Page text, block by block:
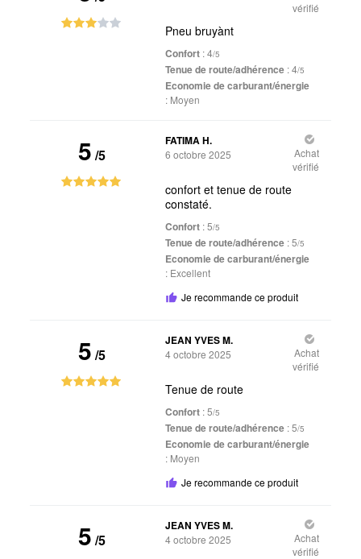
vérifié
Pneu bruyànt
Confort : 4/5
Tenue de route/adhérence : 4/5
Economie de carburant/énergie
: Moyen
5 /5
FATIMA H.
6 octobre 2025
Achat
vérifié
confort et tenue de route
constaté.
Confort : 5/5
Tenue de route/adhérence : 5/5
Economie de carburant/énergie
: Excellent
Je recommande ce produit
5 /5
JEAN YVES M.
4 octobre 2025
Achat
vérifié
Tenue de route
Confort : 5/5
Tenue de route/adhérence : 5/5
Economie de carburant/énergie
: Moyen
Je recommande ce produit
5 /5
JEAN YVES M.
4 octobre 2025
Achat
vérifié